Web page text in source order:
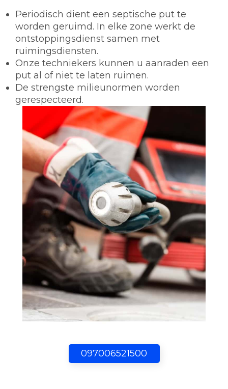
097006521500
Periodisch dient een septische put te
worden geruimd. In elke zone werkt de
ontstoppingsdienst samen met
ruimingsdiensten.
Onze techniekers kunnen u aanraden een
put al of niet te laten ruimen.
De strengste milieunormen worden
gerespecteerd.